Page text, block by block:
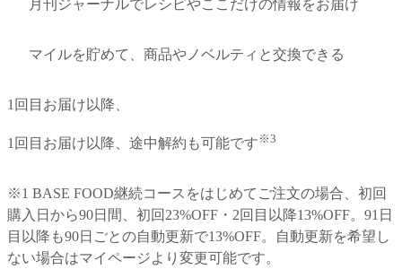
月刊ジャーナルでレシピやここだけの情報をお届け
マイルを貯めて、商品やノベルティと交換できる
1回目お届け以降、
1回目お届け以降、 途中解約も可能です ※3
※1 BASE FOOD継続コースをはじめてご注文の場合、初回
購入日から90日間、初回23%OFF・2回目以降13%OFF。91日
目以降も90日ごとの自動更新で13%OFF。自動更新を希望し
ない場合はマイページより変更可能です。